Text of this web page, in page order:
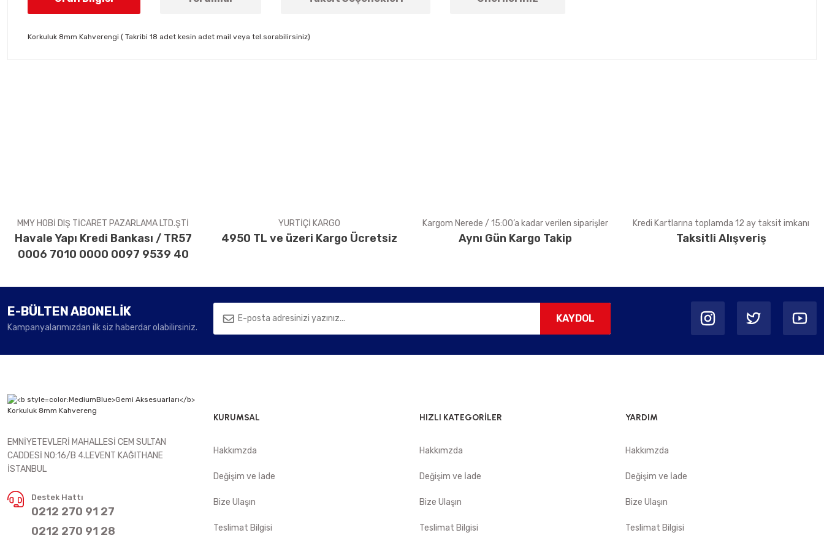
Korkuluk 8mm Kahverengi ( Takribi 18 adet kesin adet mail veya tel.sorabilirsiniz)
MMY HOBİ DIŞ TİCARET PAZARLAMA LTD.ŞTİ
Havale Yapı Kredi Bankası / TR57
0006 7010 0000 0097 9539 40
YURTİÇİ KARGO
4950 TL ve üzeri Kargo Ücretsiz
Kargom Nerede / 15:00’a kadar verilen siparişler
Aynı Gün Kargo Takip
Kredi Kartlarına toplamda 12 ay taksit imkanı
Taksitli Alışveriş
E-BÜLTEN ABONELİK
Kampanyalarımızdan ilk siz haberdar olabilirsiniz.
KAYDOL
EMNİYETEVLERİ MAHALLESİ CEM SULTAN
CADDESİ NO:16/B 4.LEVENT KAĞITHANE
İSTANBUL
Destek Hattı
0212 270 91 27
0212 270 91 28
KURUMSAL
Hakkımzda
Değişim ve İade
Bize Ulaşın
Teslimat Bilgisi
HIZLI KATEGORİLER
Hakkımzda
Değişim ve İade
Bize Ulaşın
Teslimat Bilgisi
YARDIM
Hakkımzda
Değişim ve İade
Bize Ulaşın
Teslimat Bilgisi